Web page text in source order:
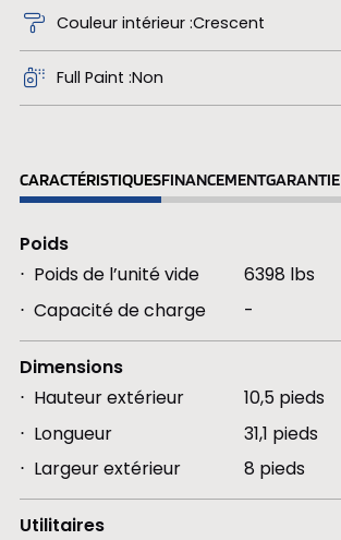
Couleur intérieur Crescent
Full Paint Non
CARACTÉRISTIQUESFINANCEMENTGARANTIE
Poids
Poids de l’unité vide
6398 lbs
Capacité de charge
-
Dimensions
Hauteur extérieur
10,5 pieds
Longueur
31,1 pieds
Largeur extérieur
8 pieds
Utilitaires